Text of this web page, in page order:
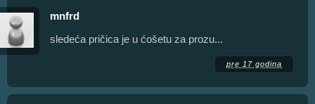
mnfrd
sledeća pričica je u ćošetu za prozu...
pre 17 godina